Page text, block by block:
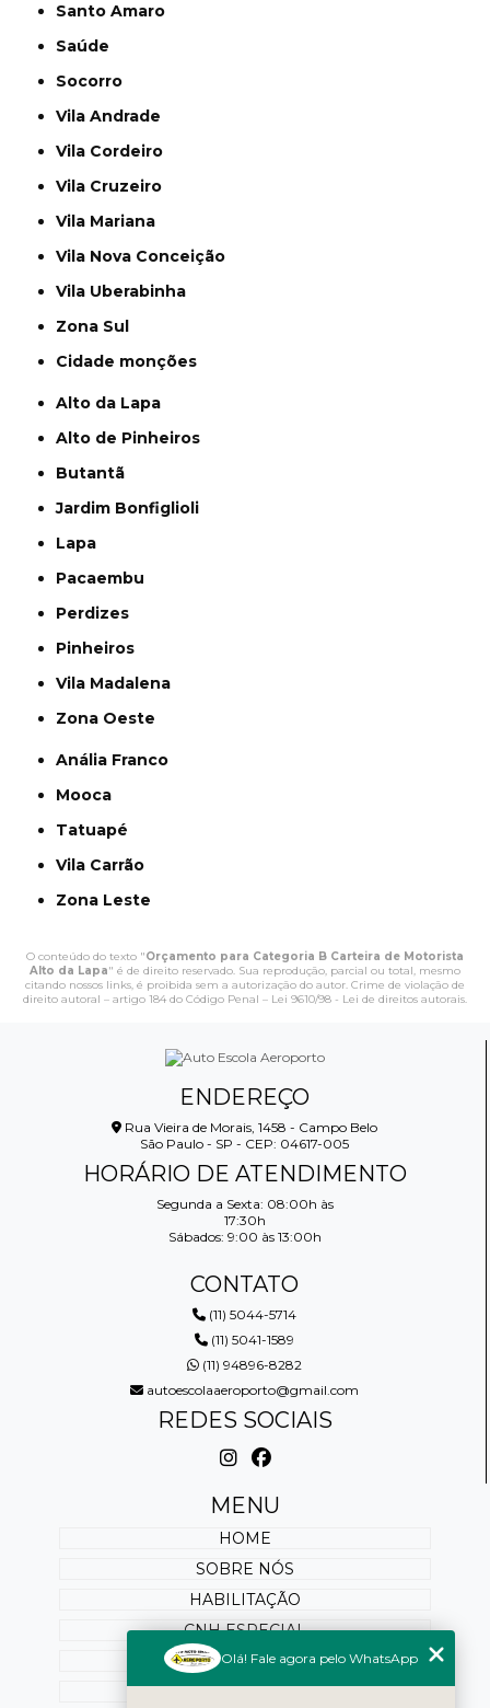
Santo Amaro
Saúde
Socorro
Vila Andrade
Vila Cordeiro
Vila Cruzeiro
Vila Mariana
Vila Nova Conceição
Vila Uberabinha
Zona Sul
cidade monções
Alto da Lapa
Alto de Pinheiros
Butantã
Jardim Bonfiglioli
Lapa
Pacaembu
Perdizes
Pinheiros
Vila Madalena
Zona Oeste
Anália Franco
Mooca
Tatuapé
Vila Carrão
Zona Leste
O conteúdo do texto "Orçamento para Categoria B Carteira de Motorista
Alto da Lapa" é de direito reservado. Sua reprodução, parcial ou total, mesmo
citando nossos links, é proibida sem a autorização do autor. Crime de violação de
direito autoral – artigo 184 do Código Penal – Lei 9610/98 - Lei de direitos autorais.
ENDEREÇO
Rua Vieira de Morais, 1458 - Campo Belo
São Paulo - SP - CEP: 04617-005
HORÁRIO DE ATENDIMENTO
Segunda a Sexta: 08:00h às
17:30h
Sábados: 9:00 às 13:00h
CONTATO
(11) 5044-5714
(11) 5041-1589
(11) 94896-8282
autoescolaaeroporto@gmail.com
REDES SOCIAIS
MENU
HOME
SOBRE NÓS
HABILITAÇÃO
CNH ESPECIAL
REABILITAÇÃO
PONTUAÇÃO
Olá! Fale agora pelo WhatsApp